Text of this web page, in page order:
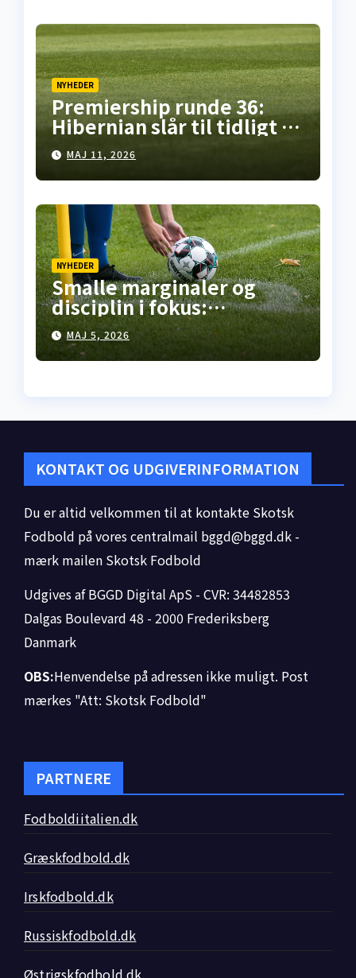
NYHEDER
Premiership runde 36:
Hibernian slår til tidligt i
Falkirk, pointdeling i
Motherwell – mens
opgøret på Celtic Park står
for døren
MAJ 11, 2026
NYHEDER
Smalle marginaler og
disciplin i fokus:
Premiership-runde 35
åbner med kneben
hjemme­sejr i Falkirk
MAJ 5, 2026
KONTAKT OG UDGIVERINFORMATION
Du er altid velkommen til at kontakte Skotsk
Fodbold på vores centralmail bggd@bggd.dk -
mærk mailen Skotsk Fodbold
Udgives af BGGD Digital ApS - CVR: 34482853
Dalgas Boulevard 48 - 2000 Frederiksberg
Danmark
OBS:Henvendelse på adressen ikke muligt. Post
mærkes "Att: Skotsk Fodbold"
PARTNERE
Fodboldiitalien.dk
Græskfodbold.dk
Irskfodbold.dk
Russiskfodbold.dk
Østrigskfodbold.dk